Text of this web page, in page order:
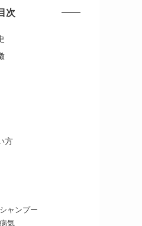
次
方
ャンプー
気